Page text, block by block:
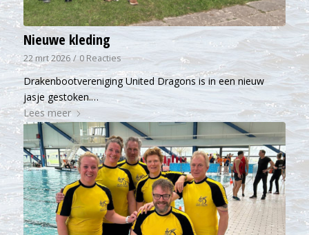
Nieuwe kleding
22 mrt 2026 / 0 Reacties
Drakenbootvereniging United Dragons is in een nieuw
jasje gestoken.…
Lees meer